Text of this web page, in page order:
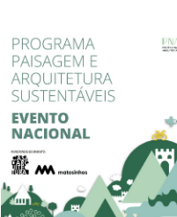
3.jpg